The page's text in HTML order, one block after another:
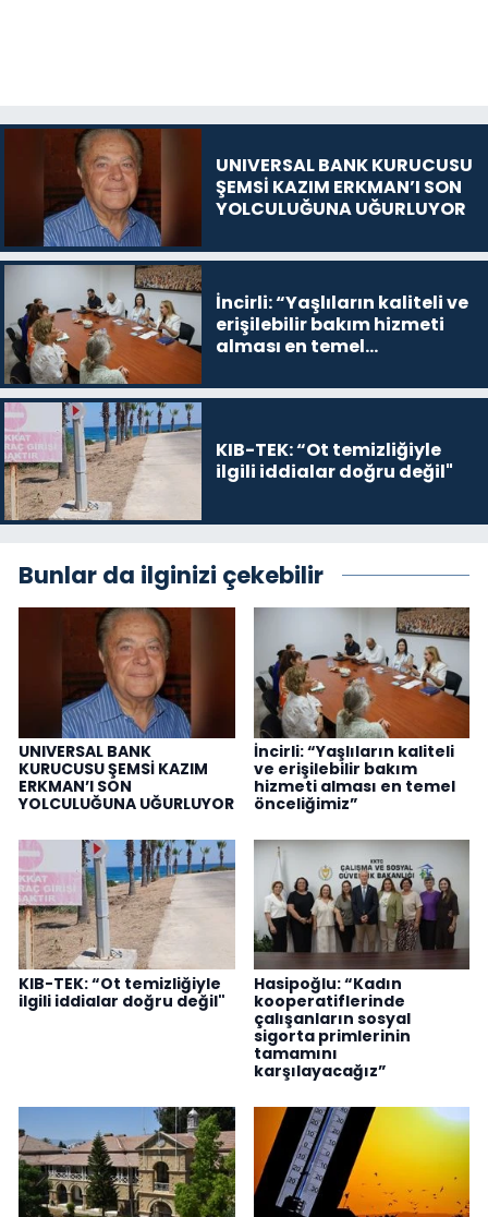
UNIVERSAL BANK KURUCUSU
ŞEMSİ KAZIM ERKMAN’I SON
YOLCULUĞUNA UĞURLUYOR
İncirli: “Yaşlıların kaliteli ve
erişilebilir bakım hizmeti
alması en temel
KIB-TEK: “Ot temizliğiyle
ilgili iddialar doğru değil"
Bunlar da ilginizi çekebilir
UNIVERSAL BANK
KURUCUSU ŞEMSİ KAZIM
ERKMAN’I SON
YOLCULUĞUNA UĞURLUYOR
İncirli: “Yaşlıların kaliteli
ve erişilebilir bakım
hizmeti alması en temel
önceliğimiz”
KIB-TEK: “Ot temizliğiyle
ilgili iddialar doğru değil"
Hasipoğlu: “Kadın
kooperatiflerinde
çalışanların sosyal
sigorta primlerinin
tamamını
karşılayacağız”